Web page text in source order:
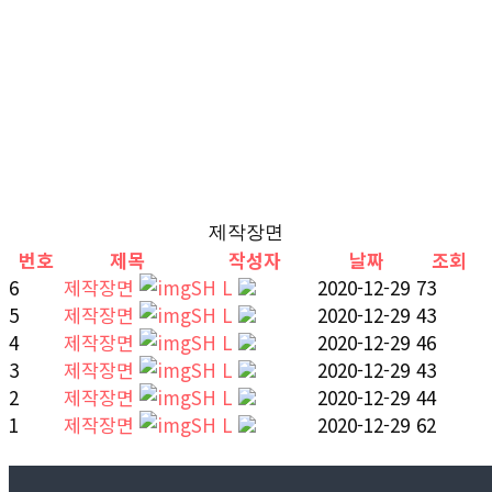
제작장면
번호 제목 작성자 날짜
조회
6
제작장면 SH L 2020-12-29 73
5
제작장면 SH L 2020-12-29 43
4
제작장면 SH L 2020-12-29 46
3
제작장면 SH L 2020-12-29 43
2
제작장면 SH L 2020-12-29 44
1
제작장면 SH L 2020-12-29 62